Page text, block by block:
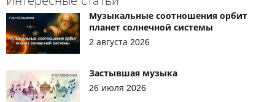
Музыкальные соотношения орбит
планет солнечной системы
2 августа 2026
Застывшая музыка
26 июля 2026